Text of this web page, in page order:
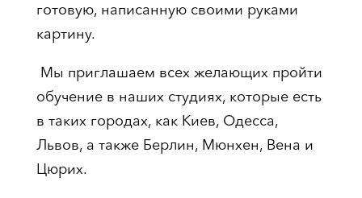
готовую, написанную своими руками
картину.
Мы приглашаем всех желающих пройти
обучение в наших студиях, которые есть
в таких городах, как Киев, Одесса,
Львов, а также Берлин, Мюнхен, Вена и
Цюрих.